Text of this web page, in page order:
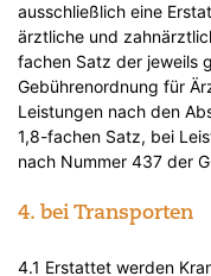
ausschließlich eine
ärztliche und
fachen Satz der jeweils
Gebührenordnung für
Leistungen nach den
1,8-fachen Satz, bei
nach Nummer 437 der
4. bei Transporten
4.1 Erstattet werden